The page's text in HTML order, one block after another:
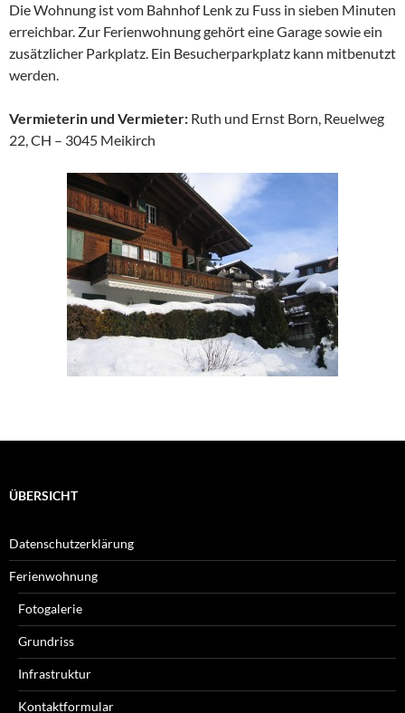
Die Wohnung ist vom Bahnhof Lenk zu Fuss in sieben Minuten
erreichbar. Zur Ferienwohnung gehört eine Garage sowie ein
zusätzlicher Parkplatz. Ein Besucherparkplatz kann mitbenutzt
werden.
Vermieterin und Vermieter: Ruth und Ernst Born, Reuelweg
22, CH – 3045 Meikirch
ÜBERSICHT
Datenschutzerklärung
Ferienwohnung
Fotogalerie
Grundriss
Infrastruktur
Kontaktformular